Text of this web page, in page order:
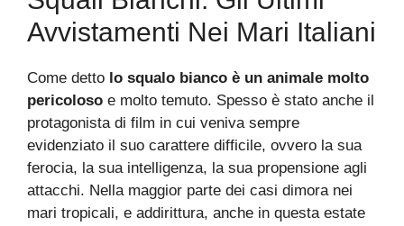
Avvistamenti Nei Mari Italiani
Come detto lo squalo bianco è un animale molto
pericoloso e molto temuto. Spesso è stato anche il
protagonista di film in cui veniva sempre
evidenziato il suo carattere difficile, ovvero la sua
ferocia, la sua intelligenza, la sua propensione agli
attacchi. Nella maggior parte dei casi dimora nei
mari tropicali, e addirittura, anche in questa estate